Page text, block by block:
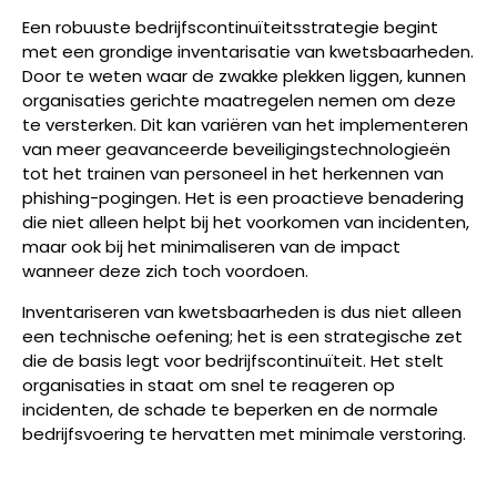
Een robuuste bedrijfscontinuïteitsstrategie begint
met een grondige inventarisatie van kwetsbaarheden.
Door te weten waar de zwakke plekken liggen, kunnen
organisaties gerichte maatregelen nemen om deze
te versterken. Dit kan variëren van het implementeren
van meer geavanceerde beveiligingstechnologieën
tot het trainen van personeel in het herkennen van
phishing-pogingen. Het is een proactieve benadering
die niet alleen helpt bij het voorkomen van incidenten,
maar ook bij het minimaliseren van de impact
wanneer deze zich toch voordoen.
Inventariseren van kwetsbaarheden is dus niet alleen
een technische oefening; het is een strategische zet
die de basis legt voor bedrijfscontinuïteit. Het stelt
organisaties in staat om snel te reageren op
incidenten, de schade te beperken en de normale
bedrijfsvoering te hervatten met minimale verstoring.